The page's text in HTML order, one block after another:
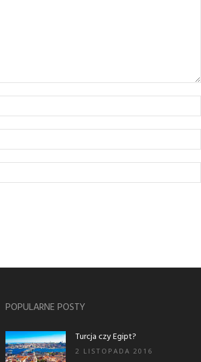
POPULARNE POSTY
Turcja czy Egipt?
2 LISTOPADA 2016